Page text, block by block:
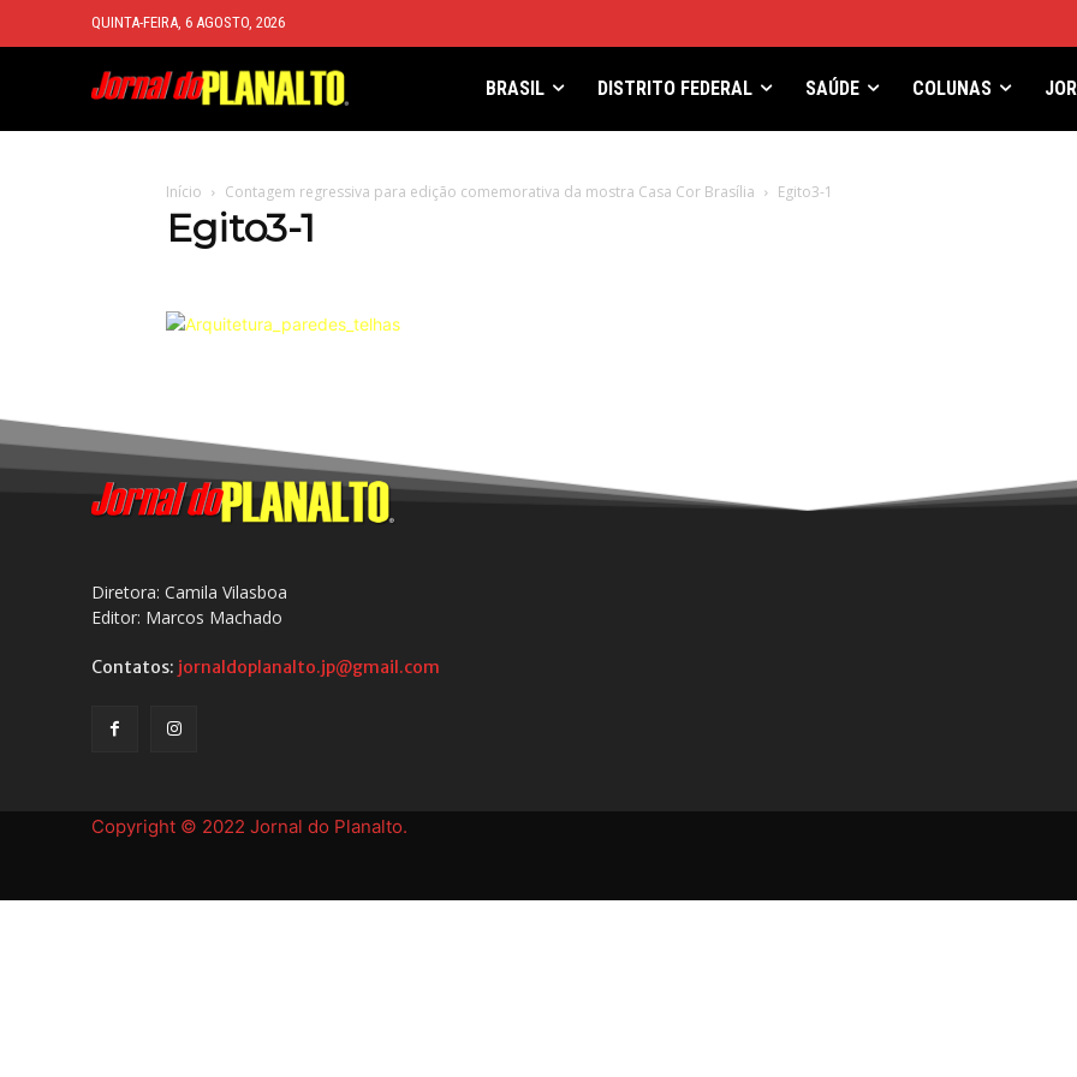
QUINTA-FEIRA, 6 AGOSTO, 2026
BRASIL DISTRITO FEDERAL SAÚDE COLUNAS
Início Contagem regressiva para edição comemorativa da mostra Casa Cor Brasília Egito3-1
Egito3-1
Diretora: Camila Vilasboa
Editor: Marcos Machado
Contatos: jornaldoplanalto.jp@gmail.com
Copyright © 2022 Jornal do Planalto.